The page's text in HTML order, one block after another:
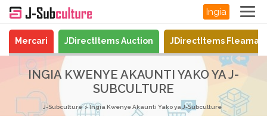
Ingia
Mercari JDirectItems Auction JDirectItems
INGIA KWENYE AKAUNTI YAKO YA J-
SUBCULTURE
J-Subculture Ingia Kwenye Akaunti Yako ya J-Subculture